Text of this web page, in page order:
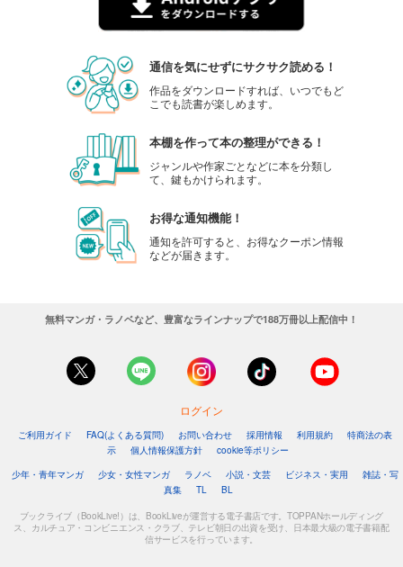
通信を気にせずにサクサク読める！
作品をダウンロードすれば、いつでもど
こでも読書が楽しめます。
本棚を作って本の整理ができる！
ジャンルや作家ごとなどに本を分類し
て、鍵もかけられます。
お得な通知機能！
通知を許可すると、お得なクーポン情報
などが届きます。
無料マンガ・ラノベなど、豊富なラインナップで188万冊以上配信中！
ログイン
ご利用ガイド FAQ(よくある質問) お問い合わせ 採用情報 利用規約
特商法の表
示
個人情報保護方針
cookie等ポリシー
少年・青年マンガ
少女・女性マンガ ラノベ 小説・文芸 ビジネス・実用
雑誌・写
真集
TL BL
ブックライブ（BookLive!）は、BookLiveが運営する電子書店です。TOPPANホールディング
ス、カルチュア・コンビニエンス・クラブ、テレビ朝日の出資を受け、日本最大級の電子書籍配
信サービスを行っています。